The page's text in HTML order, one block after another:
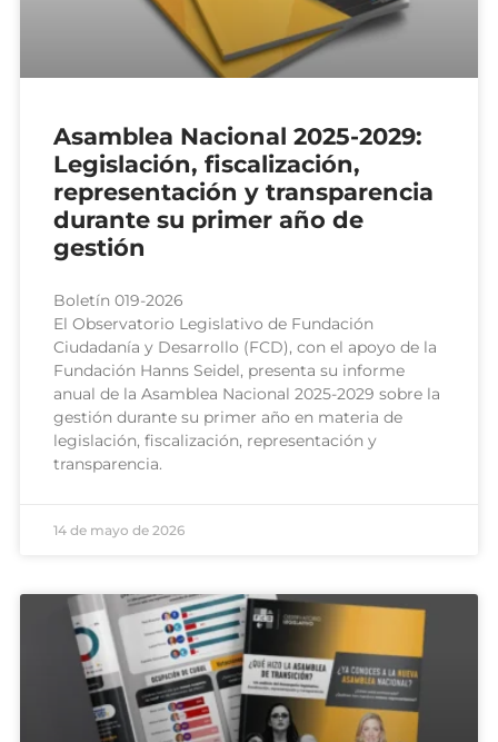
Asamblea Nacional 2025-2029:
Legislación, fiscalización,
representación y transparencia
durante su primer año de
gestión
Boletín 019-2026
El Observatorio Legislativo de Fundación
Ciudadanía y Desarrollo (FCD), con el apoyo de la
Fundación Hanns Seidel, presenta su informe
anual de la Asamblea Nacional 2025-2029 sobre la
gestión durante su primer año en materia de
legislación, fiscalización, representación y
transparencia.
14 de mayo de 2026